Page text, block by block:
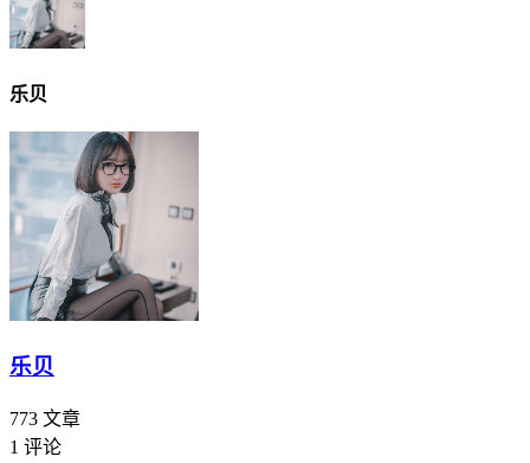
乐贝
乐贝
773 文章
1 评论